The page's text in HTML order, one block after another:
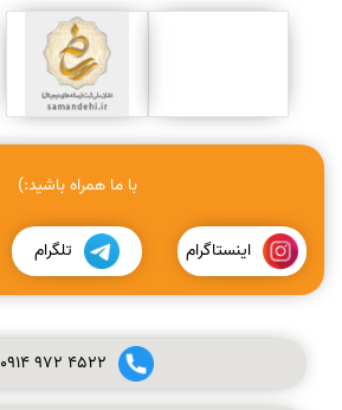
با ما همراه باشید:)
اینستاگرام تلگرام
0914972 4522